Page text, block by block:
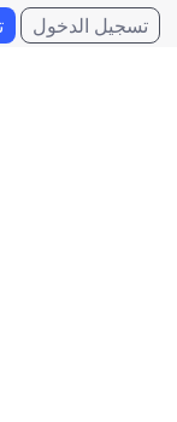
تسجيل الدخول